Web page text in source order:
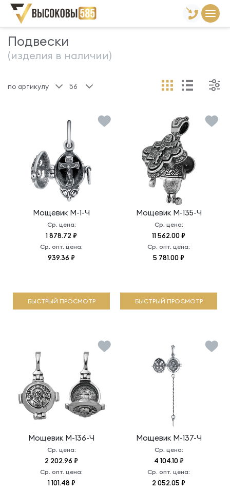
Главная Склад готовой продукции Подвески
Подвески
(изделия в наличии)
по артикулу 56
Мощевик М-1-Ч
Ср. цена:
1 878.72 ₽
Ср. опт. цена:
939.36 ₽
БЫСТРЫЙ ПРОСМОТР
Мощевик М-135-Ч
Ср. цена:
11 562.00 ₽
Ср. опт. цена:
5 781.00 ₽
БЫСТРЫЙ ПРОСМОТР
Мощевик М-136-Ч
Ср. цена:
2 202.96 ₽
Ср. опт. цена:
1 101.48 ₽
Мощевик М-137-Ч
Ср. цена:
4 104.10 ₽
Ср. опт. цена:
2 052.05 ₽